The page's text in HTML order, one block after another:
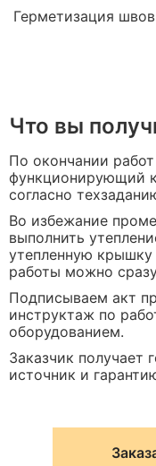
Герметизация швов
Что вы
По окончании
функционирующий
согласно
Во избежание
выполнить
утепленную
работы можно
Подписываем акт
инструктаж по
оборудованием.
Заказчик получает
источник и